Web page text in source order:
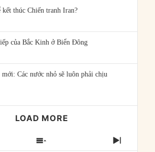
kết thúc Chiến tranh Iran?
của Bắc Kinh ở Biển Đông
Các nước nhỏ sẽ luôn phải chịu
LOAD MORE
SHOW
NEXT